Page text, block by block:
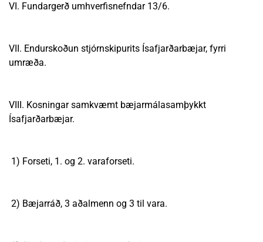
VI. Fundargerð umhverfisnefndar 13/6.
VII. Endurskoðun stjórnskipurits Ísafjarðarbæjar, fyrri
umræða.
VIII. Kosningar samkvæmt bæjarmálasamþykkt
Ísafjarðarbæjar.
1) Forseti, 1. og 2. varaforseti.
2) Bæjarráð, 3 aðalmenn og 3 til vara.